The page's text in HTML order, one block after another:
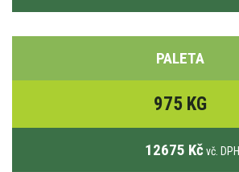
PALETA
975 KG
12675 Kč vč. DPH